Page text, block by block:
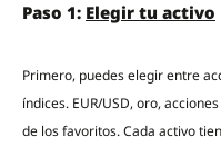
Paso 1: Elegir tu activo
Primero, puedes elegir entre
índices. EUR/USD, oro,
de los favoritos. Cada activo